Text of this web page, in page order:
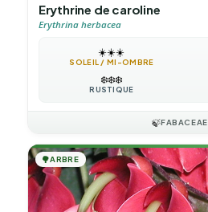
Erythrine de caroline
Erythrina herbacea
☀️☀️☀️
SOLEIL / MI-OMBRE
❄️❄️❄️
RUSTIQUE
🍃FABACEAE
🌳ARBRE